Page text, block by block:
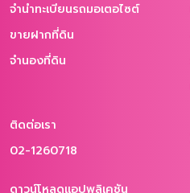
จำนำทะเบียนรถมอเตอไซต์
ขายฝากที่ดิน
จำนองที่ดิน
ติดต่อเรา
02-1260718
ดาวน์โหลดแอปพลิเคชัน